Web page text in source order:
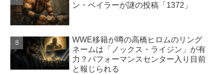
ン・ベイラーが謎の投稿「1372」
WWE移籍が噂の高橋ヒロムのリング
ネームは「ノックス・ライジン」が有
力？パフォーマンスセンター入り目前
と報じられる